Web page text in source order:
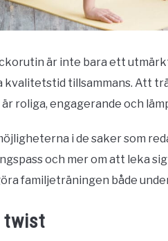
är inte bara ett
tillsammans. Att
roliga, engagerande och
i de saker som
och mer om att leka
familjeträningen både
twist